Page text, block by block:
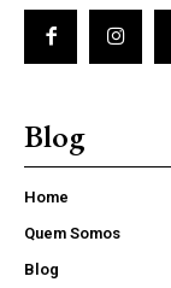
Blog
Home
Quem Somos
Blog